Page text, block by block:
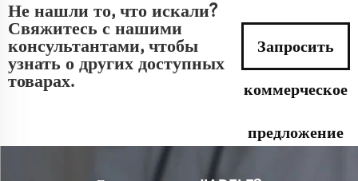
Не нашли то, что искали?
Свяжитесь с нашими
консультантами, чтобы
узнать о других доступных
товарах.
Запросить
коммерческое
предложение